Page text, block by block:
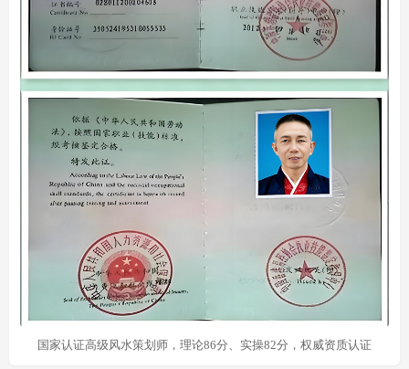
国家认证高级风水策划师，理论86分、实操82分，权威资质认证